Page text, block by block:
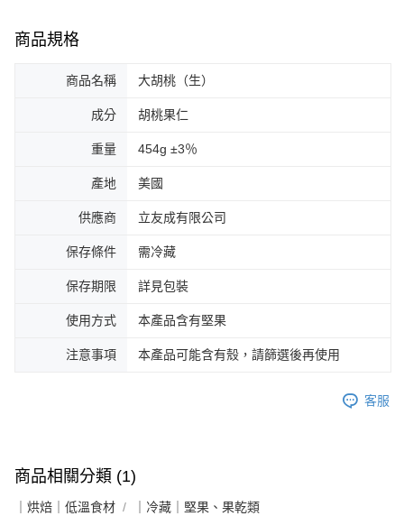
商品規格
商品名稱 大胡桃（生）
成分 胡桃果仁
重量 454g ±3％
產地 美國
供應商 立友成有限公司
保存條件 需冷藏
保存期限 詳見包裝
使用方式 本產品含有堅果
注意事項 本產品可能含有殼，請篩選後再使用
客服
商品相關分類 (1)
｜烘焙｜低溫食材 ｜冷藏｜堅果、果乾類